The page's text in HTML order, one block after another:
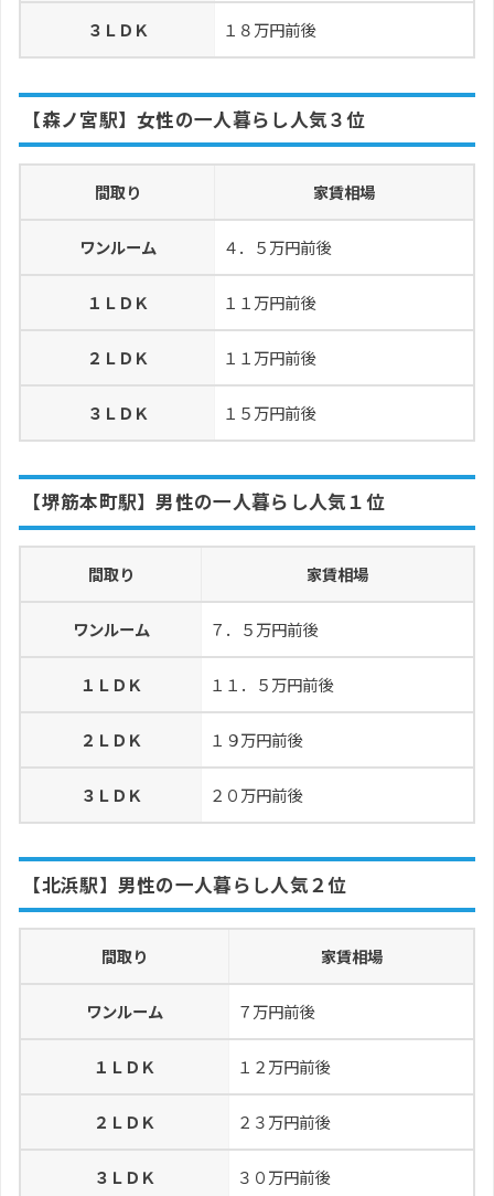
３ＬＤＫ １８万円前後
【森ノ宮駅】女性の一人暮らし人気３位
間取り 家賃相場
ワンルーム ４．５万円前後
１ＬＤＫ １１万円前後
２ＬＤＫ １１万円前後
３ＬＤＫ １５万円前後
【堺筋本町駅】男性の一人暮らし人気１位
間取り 家賃相場
ワンルーム ７．５万円前後
１ＬＤＫ １１．５万円前後
２ＬＤＫ １９万円前後
３ＬＤＫ ２０万円前後
【北浜駅】男性の一人暮らし人気２位
間取り 家賃相場
ワンルーム ７万円前後
１ＬＤＫ １２万円前後
２ＬＤＫ ２３万円前後
３ＬＤＫ ３０万円前後